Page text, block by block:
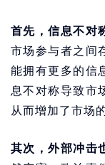
首先，信息不对
市场参与者之间
能拥有更多的信
息不对称导致市
从而增加了市场
其次，外部冲击